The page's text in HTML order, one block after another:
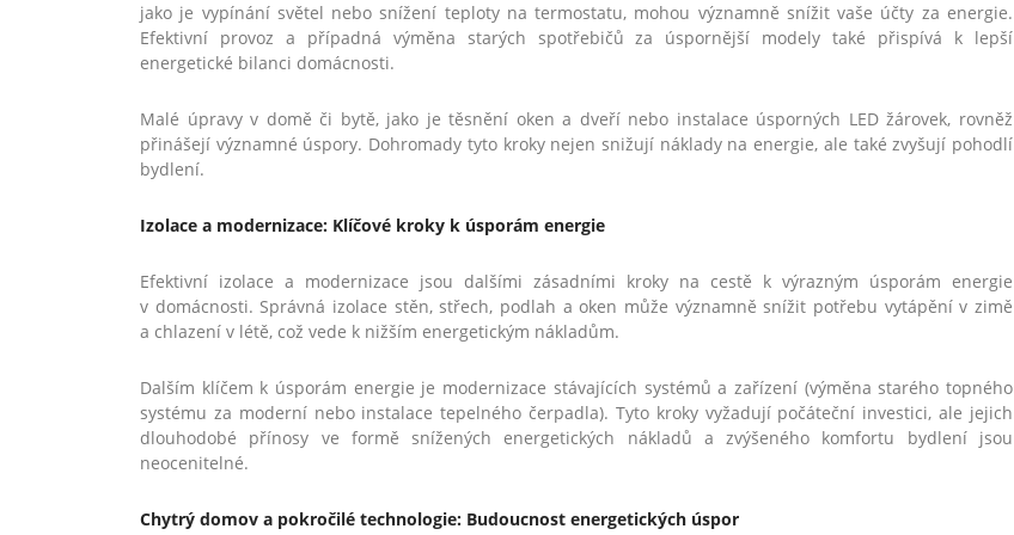
jako je vypínání světel nebo snížení teploty na termostatu, mohou významně snížit vaše účty za energie.
Efektivní provoz a případná výměna starých spotřebičů za úspornější modely také přispívá k lepší
energetické bilanci domácnosti.
Malé úpravy v domě či bytě, jako je těsnění oken a dveří nebo instalace úsporných LED žárovek, rovněž
přinášejí významné úspory. Dohromady tyto kroky nejen snižují náklady na energie, ale také zvyšují pohodlí
bydlení.
Izolace a modernizace: Klíčové kroky k úsporám energie
Efektivní izolace a modernizace jsou dalšími zásadními kroky na cestě k výrazným úsporám energie
v domácnosti. Správná izolace stěn, střech, podlah a oken může významně snížit potřebu vytápění v zimě
a chlazení v létě, což vede k nižším energetickým nákladům.
Dalším klíčem k úsporám energie je modernizace stávajících systémů a zařízení (výměna starého topného
systému za moderní nebo instalace tepelného čerpadla). Tyto kroky vyžadují počáteční investici, ale jejich
dlouhodobé přínosy ve formě snížených energetických nákladů a zvýšeného komfortu bydlení jsou
neocenitelné.
Chytrý domov a pokročilé technologie: Budoucnost energetických úspor